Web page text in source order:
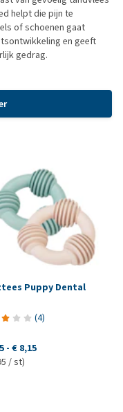
helpt die pijn te
of schoenen gaat
en geeft
gedrag.
Puppy Dental
(4)
- € 8,15
/ st)